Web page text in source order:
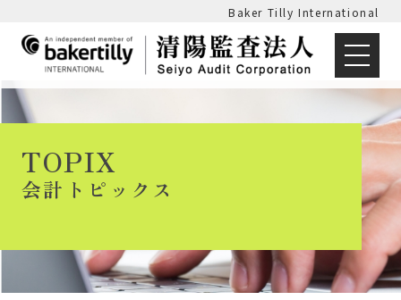
Baker Tilly International
TOPIX
会計トピックス